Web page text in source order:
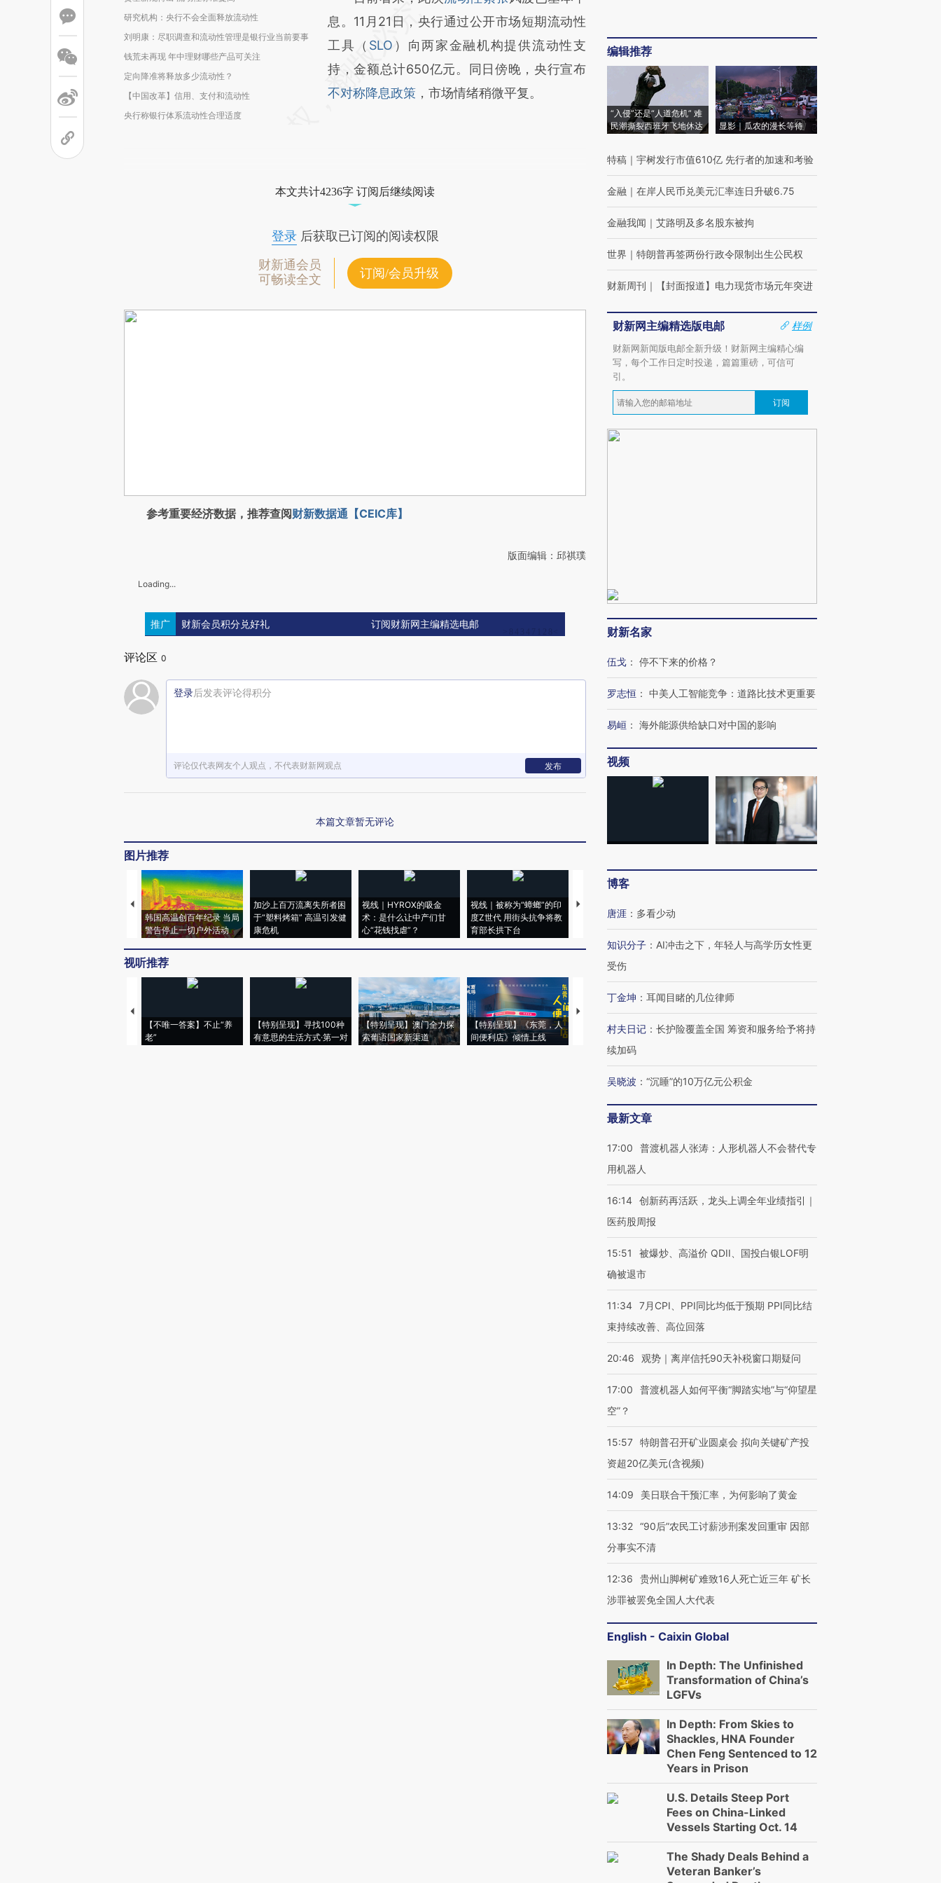
研究机构：央行不会全面释放流动性
刘明康：尽职调查和流动性管理是银行业当前要事
钱荒未再现 年中理财哪些产品可关注
定向降准将释放多少流动性？
【中国改革】信用、支付和流动性
央行称银行体系流动性合理适度
息。11月21日，央行通过公开市场短期流动性
工具（ SLO ）向两家金融机构提供流动性支
持，金额总计650亿元。同日傍晚，央行宣布
不对称降息政策 ，市场情绪稍微平复。
本文共计4236字 订阅后继续阅读
登录后获取已订阅的阅读权限
财新通会员
可畅读全文
订阅/会员升级
参考重要经济数据，推荐查阅财新数据通【CEIC库】
版面编辑：邱祺璞
Loading...
推广 财新会员积分兑好礼 订阅财新网主编精选电邮
评论区 0
登录后发表评论得积分
评论仅代表网友个人观点，不代表财新网观点 发布
本篇文章暂无评论
图片推荐
韩国高温创百年纪录 当局
警告停止一切户外活动
加沙上百万流离失所者困
于“塑料烤箱” 高温引发健
康危机
视线｜HYROX的吸金
术：是什么让中产们甘
心“花钱找虐”？
视线｜被称为“蟑螂”的印
度Z世代 用街头抗争将教
育部长拱下台
视线｜“入侵”还是“人道危
机”？难民潮撕裂西班牙
飞地休达
4000人
米
视听推荐
【不唯一答案】不止“养
老”
【特别呈现】寻找100种
有意思的生活方式·第一对
【特别呈现】澳门全力探
索葡语国家新渠道
【特别呈现】《东莞，人
间便利店》倾情上线
【推广】走进第四届链博
会，让数智科技“链”接产
【特别呈现】寻找100种
有意思的生活方式·第三对
【商旅对话】华住集团
CFO：不靠规模取胜，华
住三大增长引擎是什么？
编辑推荐
“入侵”还是“人道危机” 难
民潮撕裂西班牙飞地休达
显影｜瓜农的漫长等待
特稿 ｜ 宇树发行市值610亿 先行者的加速和考验
金融 ｜ 在岸人民币兑美元汇率连日升破6.75
金融我闻 ｜ 艾路明及多名股东被拘
世界 ｜ 特朗普再签两份行政令限制出生公民权
财新周刊 ｜ 【封面报道】电力现货市场元年突进
财新网主编精选版电邮
样例
财新网新闻版电邮全新升级！财新网主编精心编
写，每个工作日定时投递，篇篇重磅，可信可
引。
订阅
财新名家
伍戈 ： 停不下来的价格？
罗志恒 ： 中美人工智能竞争：道路比技术更重要
易峘 ： 海外能源供给缺口对中国的影响
视频
博客
唐涯 ： 多看少动
知识分子 ： AI冲击之下，年轻人与高学历女性更
受伤
丁金坤 ： 耳闻目睹的几位律师
村夫日记 ： 长护险覆盖全国 筹资和服务给予将持
续加码
吴晓波 ： “沉睡”的10万亿元公积金
最新文章
17:00
普渡机器人张涛：人形机器人不会替代专
用机器人
16:14 创新药再活跃，龙头上调全年业绩指引｜
医药股周报
15:51
被爆炒、高溢价 QDII、国投白银LOF明
确被退市
11:34 7月CPI、PPI同比均低于预期 PPI同比结
束持续改善、高位回落
20:46 观势｜离岸信托90天补税窗口期疑问
17:00
普渡机器人如何平衡“脚踏实地”与“仰望星
空”？
15:57 特朗普召开矿业圆桌会 拟向关键矿产投
资超20亿美元(含视频)
14:09 美日联合干预汇率，为何影响了黄金
13:32 “90后”农民工讨薪涉刑案发回重审 因部
分事实不清
12:36
贵州山脚树矿难致16人死亡近三年 矿长
涉罪被罢免全国人大代表
English - Caixin Global
In Depth: The Unfinished
Transformation of China’s
LGFVs
In Depth: From Skies to
Shackles, HNA Founder
Chen Feng Sentenced to 12
Years in Prison
U.S. Details Steep Port
Fees on China-Linked
Vessels Starting Oct. 14
The Shady Deals Behind a
Veteran Banker’s